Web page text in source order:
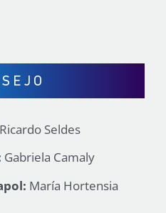
Ricardo Seldes
Gabriela Camaly
María Hortensia